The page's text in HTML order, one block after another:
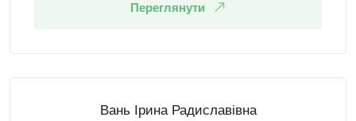
Переглянути
Вань Ірина Радиславівна